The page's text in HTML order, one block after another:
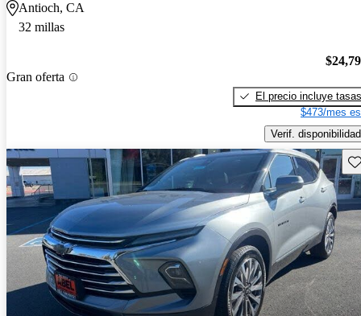
Antioch, CA
32 millas
Gran oferta
El precio incluye tasas
$473/mes
Verif. disponibilidad